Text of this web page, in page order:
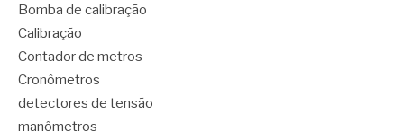
Bomba de calibração
Calibração
Contador de metros
Cronômetros
detectores de tensão
manômetros